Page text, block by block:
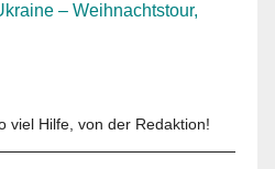
– Weihnachtstour,
viel Hilfe, von der Redaktion!